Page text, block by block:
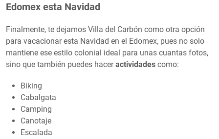
Edomex esta Navidad
Finalmente, te dejamos Villa del Carbón como otra opción
para vacacionar esta Navidad en el Edomex, pues no solo
mantiene ese estilo colonial ideal para unas cuantas fotos,
sino que también puedes haceractividades como:
Biking
Cabalgata
Camping
Canotaje
Escalada